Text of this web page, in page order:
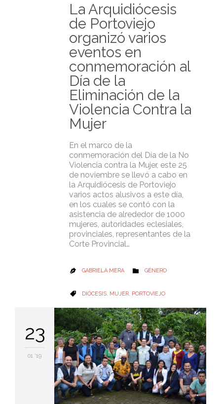
La Arquidiócesis
de Portoviejo
organizó varios
eventos en
conmemoración al
Día de la
Eliminación de la
Violencia Contra la
Mujer
En el marco de la
conmemoración del Día de la No
Violencia contra la Mujer, este 25
de noviembre se llevó a cabo en
la Arquidiócesis de Portoviejo
varios actos alusivos a este día,
en los cuales se contó con la
asistencia de alrededor de 1000
mujeres, autoridades eclesiales,
provinciales, representantes de la
Corte Provincial…
 GABRIELA MERA  CATEGORY
GÉNERO
 CATEGORY
DIÓCESIS, MUJER, PORTOVIEJO
23
01 '19